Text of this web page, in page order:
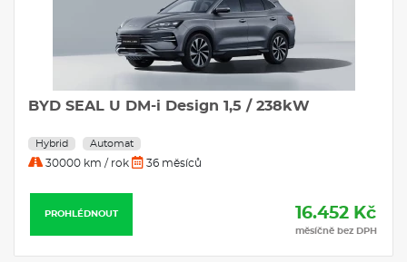
BYD SEAL U DM-i Design 1,5 / 238kW
Hybrid Automat
30000 km / rok 36 měsíců
PROHLÉDNOUT 16.452 Kč
měsíčně bez DPH